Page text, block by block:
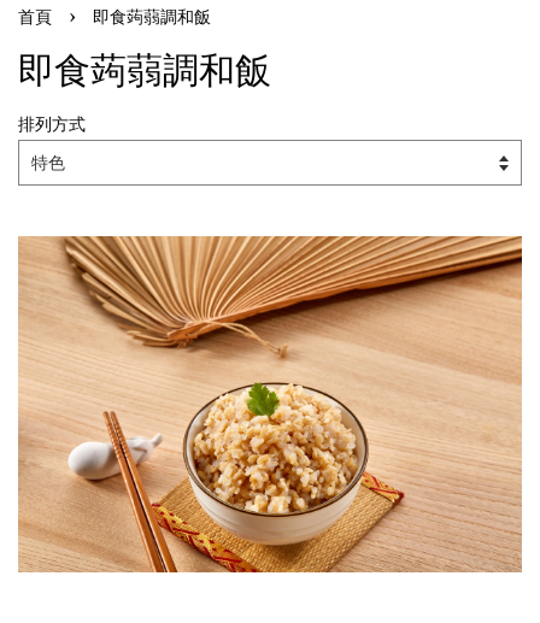
首頁 › 即食蒟蒻調和飯
即食蒟蒻調和飯
排列方式